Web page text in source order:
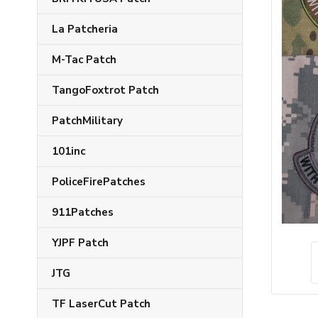
La Patcheria
M-Tac Patch
TangoFoxtrot Patch
PatchMilitary
101inc
PoliceFirePatches
911Patches
YJPF Patch
JTG
TF LaserCut Patch